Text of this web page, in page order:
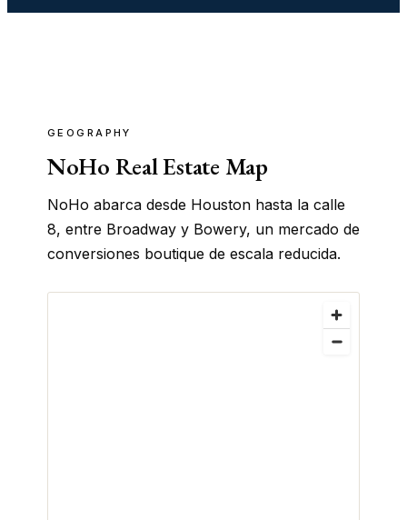
GEOGRAPHY
NoHo Real Estate Map
NoHo abarca desde Houston hasta la calle
8, entre Broadway y Bowery, un mercado de
conversiones boutique de escala reducida.